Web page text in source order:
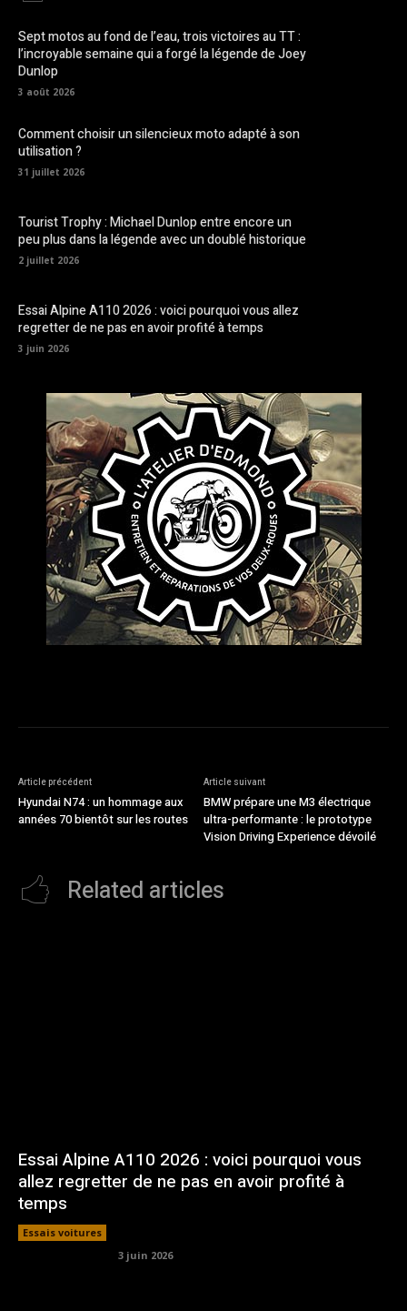
Sept motos au fond de l’eau, trois victoires au TT :
l’incroyable semaine qui a forgé la légende de Joey
Dunlop
3 août 2026
Comment choisir un silencieux moto adapté à son
utilisation ?
31 juillet 2026
Tourist Trophy : Michael Dunlop entre encore un
peu plus dans la légende avec un doublé historique
2 juillet 2026
Essai Alpine A110 2026 : voici pourquoi vous allez
regretter de ne pas en avoir profité à temps
3 juin 2026
Article précédent
Hyundai N74 : un hommage aux
années 70 bientôt sur les routes
Article suivant
BMW prépare une M3 électrique
ultra-performante : le prototype
Vision Driving Experience dévoilé
Related articles
Essai Alpine A110 2026 : voici pourquoi vous
allez regretter de ne pas en avoir profité à
temps
Essais voitures
3 juin 2026